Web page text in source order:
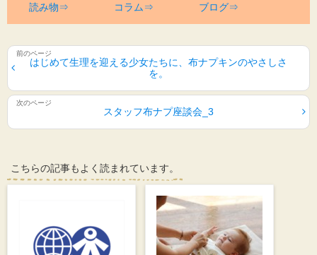
読み物⇒
コラム⇒ ブログ⇒
はじめて生理を迎える少女たちに、布ナプキンのやさしさ
を。
スタッフ布ナプ座談会_3
こちらの記事もよく読まれています。